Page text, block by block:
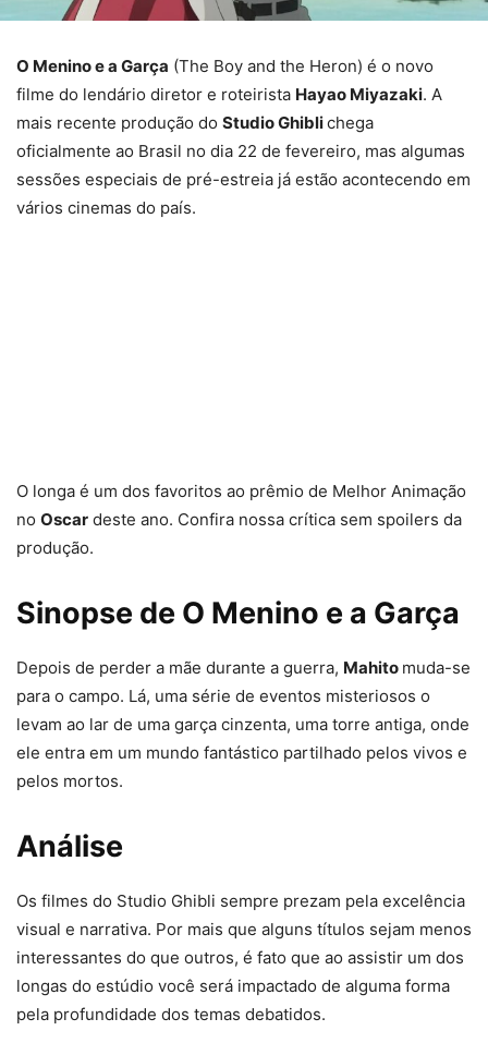
O Menino e a Garça (The Boy and the Heron) é o novo
filme do lendário diretor e roteirista Hayao Miyazaki. A
mais recente produção do Studio Ghiblichega
oficialmente ao Brasil no dia 22 de fevereiro, mas algumas
sessões especiais de pré-estreia já estão acontecendo em
vários cinemas do país.
O longa é um dos favoritos ao prêmio de Melhor Animação
no Oscar deste ano. Confira nossa crítica sem spoilers da
produção.
Sinopse de O Menino e a Garça
Depois de perder a mãe durante a guerra, Mahito muda-se
para o campo. Lá, uma série de eventos misteriosos o
levam ao lar de uma garça cinzenta, uma torre antiga, onde
ele entra em um mundo fantástico partilhado pelos vivos e
pelos mortos.
Análise
Os filmes do Studio Ghibli sempre prezam pela excelência
visual e narrativa. Por mais que alguns títulos sejam menos
interessantes do que outros, é fato que ao assistir um dos
longas do estúdio você será impactado de alguma forma
pela profundidade dos temas debatidos.